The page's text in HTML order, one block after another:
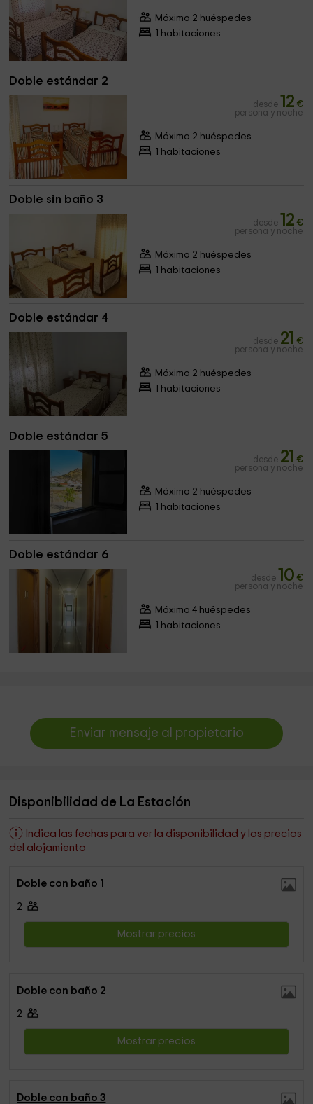
Máximo 2 huéspedes
1 habitaciones
Doble estándar 2
desde 12 €
persona y noche
Máximo 2 huéspedes
1 habitaciones
Doble sin baño 3
desde 12 €
persona y noche
Máximo 2 huéspedes
1 habitaciones
Doble estándar 4
desde 21 €
persona y noche
Máximo 2 huéspedes
1 habitaciones
Doble estándar 5
desde 21 €
persona y noche
Máximo 2 huéspedes
1 habitaciones
Doble estándar 6
desde 10 €
persona y noche
Máximo 4 huéspedes
1 habitaciones
Enviar mensaje al propietario
Disponibilidad de La Estación
Indica las fechas para ver la disponibilidad y los precios
del alojamiento
Doble con baño 1
2
Mostrar precios
Doble con baño 2
2
Mostrar precios
Doble con baño 3